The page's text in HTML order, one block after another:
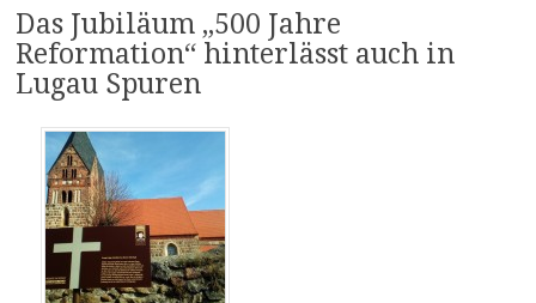
Das Jubiläum „500 Jahre
Reformation“ hinterlässt auch in
Lugau Spuren